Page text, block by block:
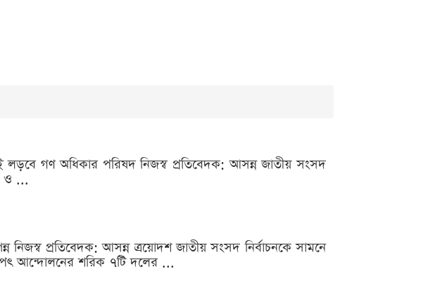
লড়বে গণ অধিকার পরিষদ নিজস্ব প্রতিবেদক: আসন্ন জাতীয় সংসদ
ও ...
নিজস্ব প্রতিবেদক: আসন্ন ত্রয়োদশ জাতীয় সংসদ নির্বাচনকে সামনে
আন্দোলনের শরিক ৭টি দলের ...